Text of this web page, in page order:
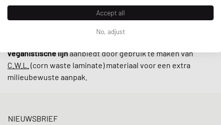
Met retro-geïnspireerde ontwerpen en minimalistische
laaggesneden modellen zoals deV-10
van Veja tegenwoordig onmisbaar op straat. De kers op de
veganistische lijnaanbiedt door gebruik te maken van
C.W.L.
(corn waste laminate) materiaal voor een extra
milieubewuste aanpak.
NIEUWSBRIEF
Accept all
No, adjust